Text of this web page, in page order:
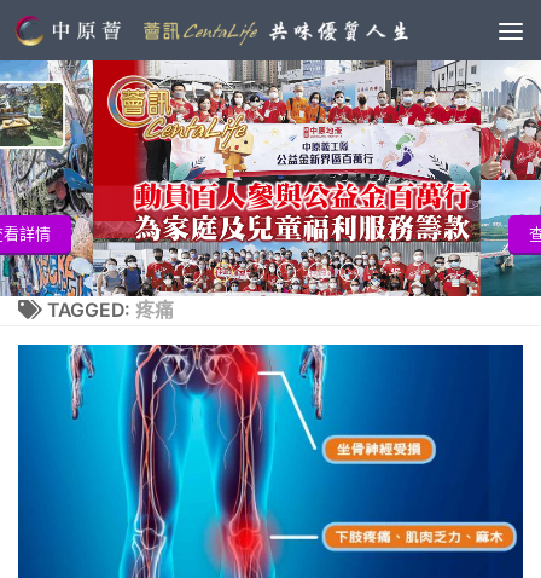
查看詳情
TAGGED: 疼痛